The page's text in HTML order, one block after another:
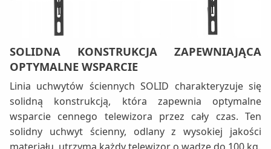
SOLIDNA KONSTRUKCJA ZAPEWNIAJĄCA
OPTYMALNE WSPARCIE
Linia uchwytów ściennych SOLID charakteryzuje się
solidną konstrukcją, która zapewnia optymalne
wsparcie cennego telewizora przez cały czas. Ten
solidny uchwyt ścienny, odlany z wysokiej jakości